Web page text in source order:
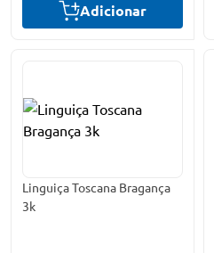
Adicionar
Linguiça Toscana Bragança
3k